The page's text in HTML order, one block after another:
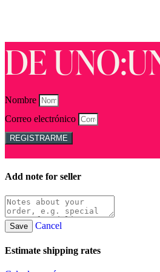
DE
Nombre
Correo electrónico
REGISTRARME
Add note for seller
Save Cancel
Estimate shipping rates